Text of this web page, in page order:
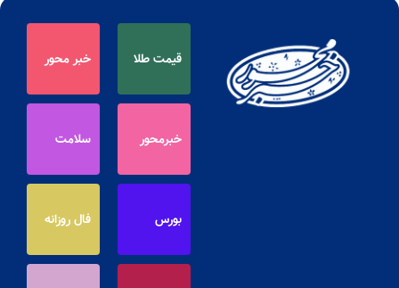
قیمت طلا خبر محور
خبرمحور سلامت
بورس فال روزانه